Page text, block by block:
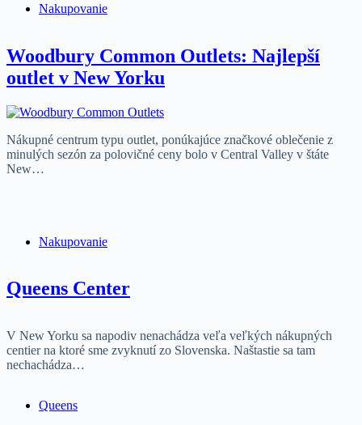
Nakupovanie
Woodbury Common Outlets: Najlepší
outlet v New Yorku
Nákupné centrum typu outlet, ponúkajúce značkové oblečenie z
minulých sezón za polovičné ceny bolo v Central Valley v štáte
New…
Nakupovanie
Queens Center
V New Yorku sa napodiv nenachádza veľa veľkých nákupných
centier na ktoré sme zvyknutí zo Slovenska. Naštastie sa tam
nechachádza…
Queens